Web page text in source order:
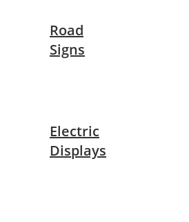
Road
Signs
Electric
Displays